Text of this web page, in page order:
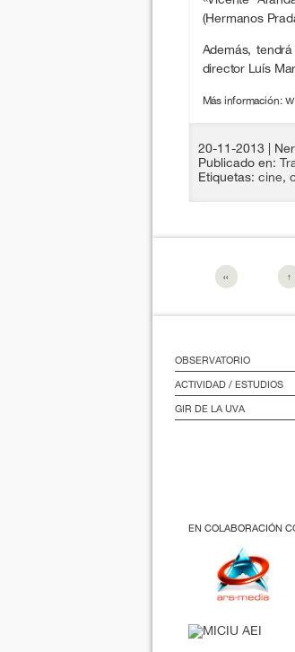
(Hermanos
Además,
director Luís
Más información:
20-11-2013
|
Publicado en:
Etiquetas: cine,
‹‹ ↑
OBSERVATORIO
ACTIVIDAD / ESTUDIOS
GIR DE LA UVA
EN COLABORACIÓN